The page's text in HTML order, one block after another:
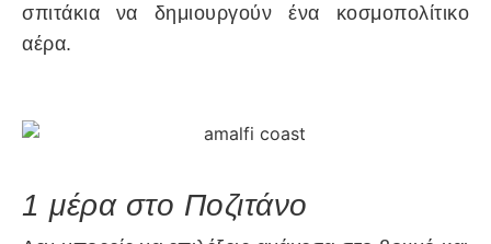
σπιτάκια να δημιουργούν ένα κοσμοπολίτικο
αέρα.
1 μέρα στο Ποζιτάνο